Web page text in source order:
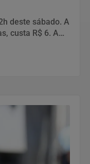
deste sábado. A
custa R$ 6. A